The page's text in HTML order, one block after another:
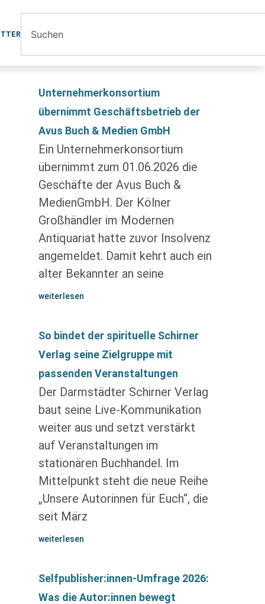
Unternehmerkonsortium
übernimmt Geschäftsbetrieb der
Avus Buch & Medien GmbH
Ein Unternehmerkonsortium
übernimmt zum 01.06.2026 die
Geschäfte der Avus Buch &
MedienGmbH. Der Kölner
Großhändler im Modernen
Antiquariat hatte zuvor Insolvenz
angemeldet. Damit kehrt auch ein
alter Bekannter an seine
weiterlesen
So bindet der spirituelle Schirner
Verlag seine Zielgruppe mit
passenden Veranstaltungen
Der Darmstädter Schirner Verlag
baut seine Live-Kommunikation
weiter aus und setzt verstärkt
auf Veranstaltungen im
stationären Buchhandel. Im
Mittelpunkt steht die neue Reihe
„Unsere Autorinnen für Euch“, die
seit März
weiterlesen
Selfpublisher:innen-Umfrage 2026:
Was die Autor:innen bewegt